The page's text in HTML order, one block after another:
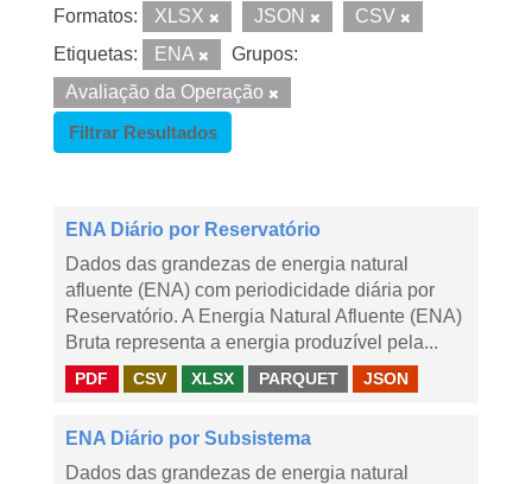
Formatos: XLSX JSON
CSV
Etiquetas:
ENA
Grupos:
Avaliação da Operação
Filtrar Resultados
ENA Diário por Reservatório
Dados das grandezas de energia natural
afluente (ENA) com periodicidade diária por
Reservatório. A Energia Natural Afluente (ENA)
Bruta representa a energia produzível pela...
PDF CSV XLSX PARQUET JSON
ENA Diário por Subsistema
Dados das grandezas de energia natural